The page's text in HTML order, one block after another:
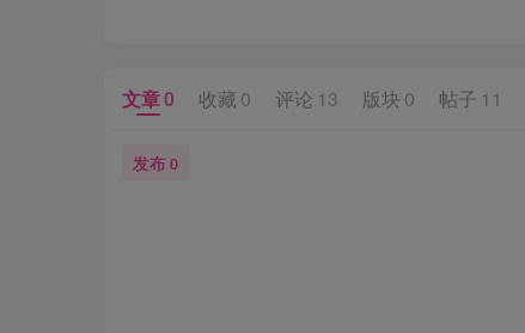
文章0 收藏 0 评论 13 版块 0 帖子 11
发布0